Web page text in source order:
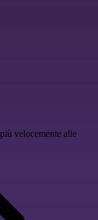
velocemente alle